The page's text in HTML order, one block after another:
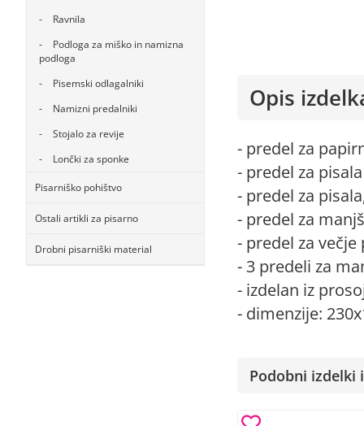
Ravnila
Podloga za miško in namizna
podloga
Pisemski odlagalniki
Namizni predalniki
Stojalo za revije
Lončki za sponke
Pisarniško pohištvo
Ostali artikli za pisarno
Drobni pisarniški material
Opis
- predel za
- predel za
- predel za
- predel za
- predel za
- 3 predeli za
- izdelan iz
- dimenzije:
Podobni izdelki